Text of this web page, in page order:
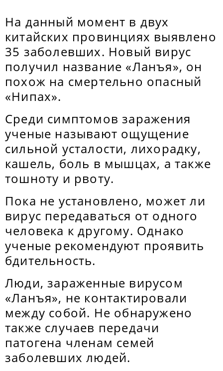
На данный момент в двух
китайских провинциях выявлено
35 заболевших. Новый вирус
получил название «Ланъя», он
похож на смертельно опасный
«Нипах».
Среди симптомов заражения
ученые называют ощущение
сильной усталости, лихорадку,
кашель, боль в мышцах, а также
тошноту и рвоту.
Пока не установлено, может ли
вирус передаваться от одного
человека к другому. Однако
ученые рекомендуют проявить
бдительность.
Люди, зараженные вирусом
«Ланъя», не контактировали
между собой. Не обнаружено
также случаев передачи
патогена членам семей
заболевших людей.